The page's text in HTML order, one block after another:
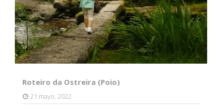
Roteiro da Ostreira (Poio)
21 mayo, 2022